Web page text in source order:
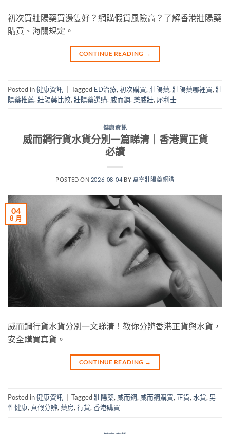
初次買壯陽藥買邊隻好？網購假貨風險高？了解香港壯陽藥
購買、海關規定。
CONTINUE READING →
Posted in健康資訊 Tagged ED治療, 初次購買, 壯陽藥, 壯陽藥哪裡買, 壯
陽藥推薦, 壯陽藥比較, 壯陽藥選購, 威而鋼, 樂威壯, 犀利士
健康資訊
威而鋼行貨水貨分別一篇睇清｜香港買正貨
必讀
POSTED ON 2026-08-04 BY 萬寧壯陽藥網購
04
8 月
威而鋼行貨水貨分別一文睇清！教你分辨香港正貨與水貨，
安全購買真貨。
CONTINUE READING →
Posted in健康資訊 Tagged壯陽藥, 威而鋼, 威而鋼購買, 正貨, 水貨, 男
性健康, 真假分辨, 藥房, 行貨, 香港購買